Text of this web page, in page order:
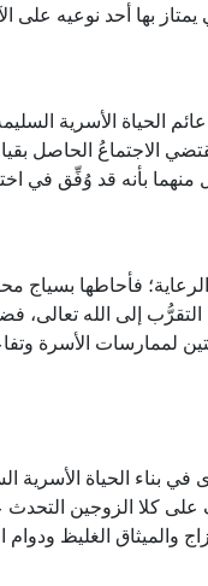
يمتاز بها أحد نوعيه
الحياة الأسرية
الاجتماعُ الحاصل
بأنه قد وُفِّق في
والرعاية؛ فأحاطها
إلى الله تعالى،
لممارسات الأسرة
بناء الحياة الأسرية
كلا الزوجين
والميثاق الغليظ ودوام